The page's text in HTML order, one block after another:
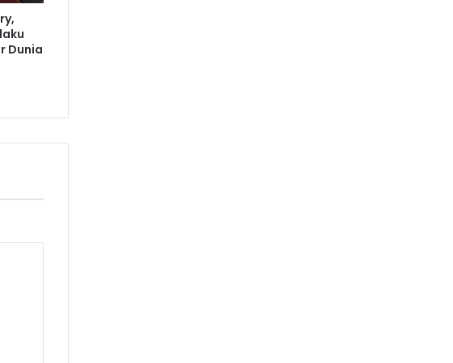
Dunia